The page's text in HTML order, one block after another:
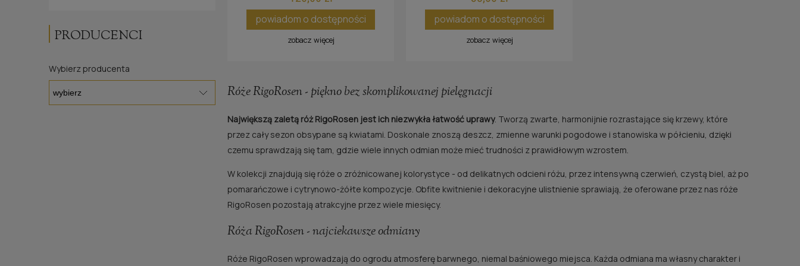
PRODUCENCI
Wybierz producenta
powiadom o dostępności
zobacz więcej
powiadom o dostępności
zobacz więcej
Róże RigoRosen - piękno bez skomplikowanej pielęgnacji
Największą zaletą róż RigoRosen jest ich niezwykła łatwość uprawy. Tworzą zwarte, harmonijnie rozrastające się krzewy, które
przez cały sezon obsypane są kwiatami. Doskonale znoszą deszcz, zmienne warunki pogodowe i stanowiska w półcieniu, dzięki
czemu sprawdzają się tam, gdzie wiele innych odmian może mieć trudności z prawidłowym wzrostem.
W kolekcji znajdują się róże o zróżnicowanej kolorystyce - od delikatnych odcieni różu, przez intensywną czerwień, czystą biel, aż po
pomarańczowe i cytrynowo-żółte kompozycje. Obfite kwitnienie i dekoracyjne ulistnienie sprawiają, że oferowane przez nas róże
RigoRosen pozostają atrakcyjne przez wiele miesięcy.
Róża RigoRosen - najciekawsze odmiany
Róże RigoRosen wprowadzają do ogrodu atmosferę barwnego, niemal baśniowego miejsca. Każda odmiana ma własny charakter i